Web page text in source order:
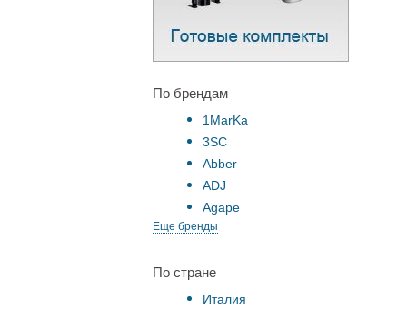
По брендам
1MarKa
3SC
Abber
ADJ
Agape
Еще бренды
По стране
Италия